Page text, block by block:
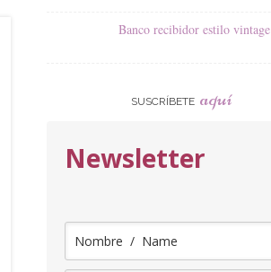
Banco recibidor estilo vintage
SUSCRÍBETE aquí
Newsletter